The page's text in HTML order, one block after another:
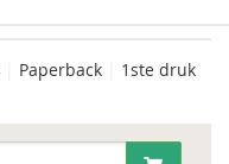
Paperback
1ste druk